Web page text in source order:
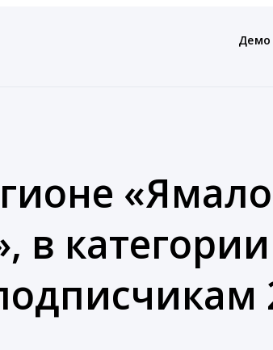
Демо
в категории